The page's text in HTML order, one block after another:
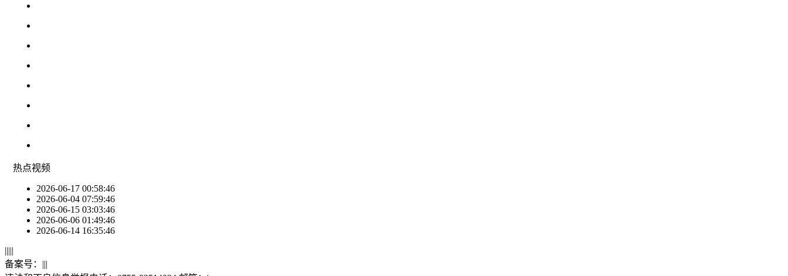
热点视频
2026-06-17 00:58:46
2026-06-04 07:59:46
2026-06-15 03:03:46
2026-06-06 01:49:46
2026-06-14 16:35:46
|||||
备案号： |||